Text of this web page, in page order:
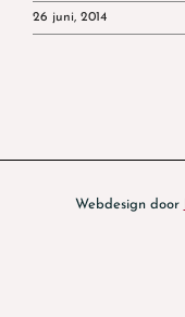
26 juni, 2014
Webdesign door